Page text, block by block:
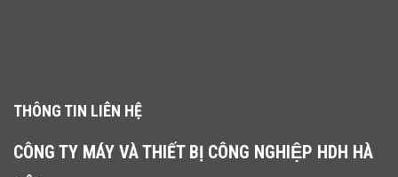
THÔNG TIN LIÊN HỆ
CÔNG TY MÁY VÀ THIẾT BỊ CÔNG NGHIỆP HDH HÀ